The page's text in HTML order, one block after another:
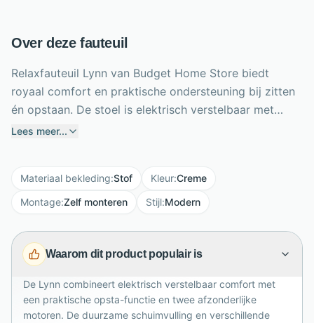
Over deze fauteuil
Relaxfauteuil Lynn van Budget Home Store biedt
royaal comfort en praktische ondersteuning bij zitten
én opstaan. De stoel is elektrisch verstelbaar met
twee motoren en beschikt over een handige lift-up
langdurige ondersteuning en vormvastheid biedt. Lynn
heeft een modern ontwerp met zachte, lichte
stel je de fauteuil samen in verschillende stoffen,
kleuren, poten en drie ergonomische maten. Zo creëer
lichaam, interieur en behoefte aan ontspanning, gemak
en zelfstandigheid thuis.
Lees meer...
Materiaal bekleding:Stof Kleur:Creme
Montage:Zelf monteren Stijl:Modern
Waarom dit product populair is
De Lynn combineert elektrisch verstelbaar comfort met
een praktische opsta-functie en twee afzonderlijke
motoren. De duurzame schuimvulling en verschillende